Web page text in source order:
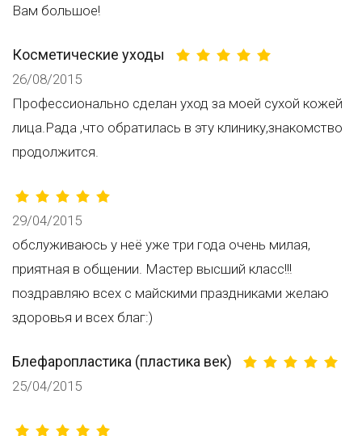
Вам большое!
Косметические уходы
26/08/2015
Профессионально сделан уход за моей сухой кожей
лица.Рада ,что обратилась в эту клинику,знакомство
продолжится.
29/04/2015
обслуживаюсь у неё уже три года очень милая,
приятная в общении. Мастер высший класс!!!
поздравляю всех с майскими праздниками желаю
здоровья и всех благ:)
Блефаропластика (пластика век)
25/04/2015